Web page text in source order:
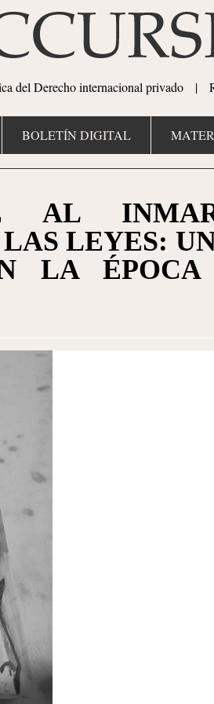
del Derecho internacional privado |
BOLETÍN DIGITAL
AL
LEYES:
LA